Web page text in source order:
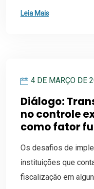
Leia Mais
4 DE MARÇO DE
Diálogo:
no controle
como fator
Os desafios de
instituições que
fiscalização em